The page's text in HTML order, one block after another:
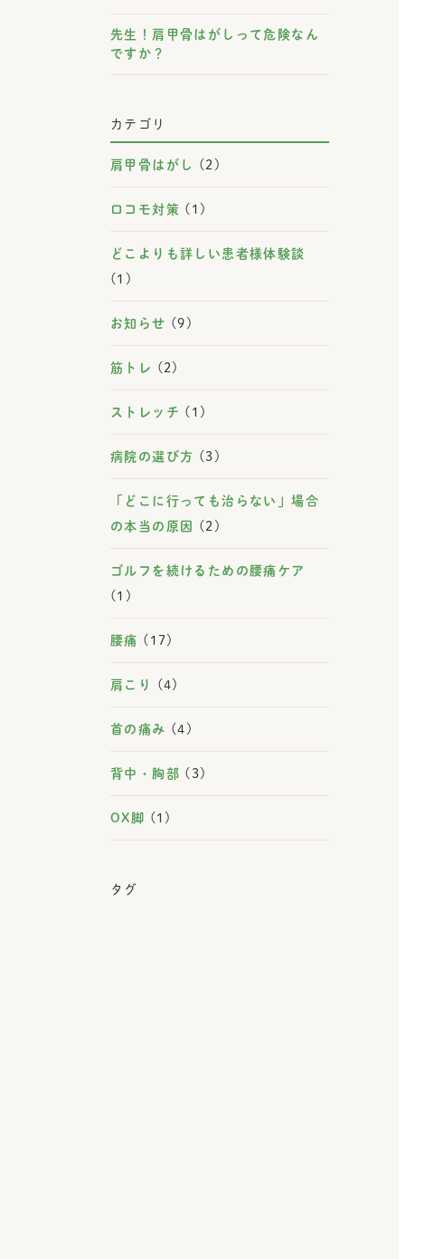
先生！肩甲骨はがしって危険なん
ですか？
カテゴリ
肩甲骨はがし (2)
ロコモ対策 (1)
どこよりも詳しい患者様体験談
(1)
お知らせ (9)
筋トレ (2)
ストレッチ (1)
病院の選び方 (3)
「どこに行っても治らない」場合
の本当の原因
(2)
ゴルフを続けるための腰痛ケア
(1)
腰痛 (17)
肩こり (4)
首の痛み (4)
背中・胸部 (3)
OX脚 (1)
タグ